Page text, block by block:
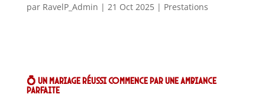
par RavelP_Admin | 21 Oct 2025| Prestations
💍 Un mariage réussi commence par une ambiance
parfaite